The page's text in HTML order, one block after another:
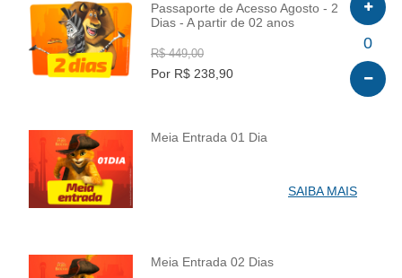
INFO
Passaporte de Acesso Agosto - 2
Dias - A partir de 02 anos
R$ 449,00
Por R$ 238,90
0
INFO
Meia Entrada 01 Dia
SAIBA MAIS
Meia Entrada 02 Dias